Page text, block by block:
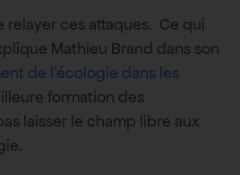
relayer ces attaques. Ce qui
Mathieu Brand dans son
de l’écologie dans les
formation des
laisser le champ libre aux